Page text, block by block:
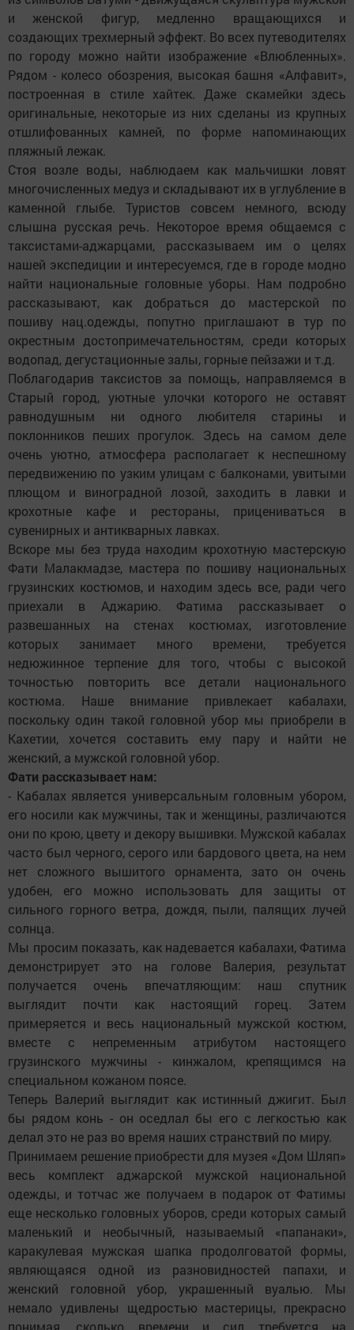
и женской фигур, медленно вращающихся и
создающих трехмерный эффект. Во всех путеводителях
по городу можно найти изображение «Влюбленных».
Рядом - колесо обозрения, высокая башня «Алфавит»,
построенная в стиле хайтек. Даже скамейки здесь
оригинальные, некоторые из них сделаны из крупных
отшлифованных камней, по форме напоминающих
пляжный лежак.
Стоя возле воды, наблюдаем как мальчишки ловят
многочисленных медуз и складывают их в углубление в
каменной глыбе. Туристов совсем немного, всюду
слышна русская речь. Некоторое время общаемся с
таксистами-аджарцами, рассказываем им о целях
нашей экспедиции и интересуемся, где в городе модно
найти национальные головные уборы. Нам подробно
рассказывают, как добраться до мастерской по
пошиву нац.одежды, попутно приглашают в тур по
окрестным достопримечательностям, среди которых
водопад, дегустационные залы, горные пейзажи и т.д.
Поблагодарив таксистов за помощь, направляемся в
Старый город, уютные улочки которого не оставят
равнодушным ни одного любителя старины и
поклонников пеших прогулок. Здесь на самом деле
очень уютно, атмосфера располагает к неспешному
передвижению по узким улицам с балконами, увитыми
плющом и виноградной лозой, заходить в лавки и
крохотные кафе и рестораны, прицениваться в
сувенирных и антикварных лавках.
Вскоре мы без труда находим крохотную мастерскую
Фати Малакмадзе, мастера по пошиву национальных
грузинских костюмов, и находим здесь все, ради чего
приехали в Аджарию. Фатима рассказывает о
развешанных на стенах костюмах, изготовление
которых занимает много времени, требуется
недюжинное терпение для того, чтобы с высокой
точностью повторить все детали национального
костюма. Наше внимание привлекает кабалахи,
поскольку один такой головной убор мы приобрели в
Кахетии, хочется составить ему пару и найти не
женский, а мужской головной убор.
Фати рассказывает нам:
- Кабалах является универсальным головным убором,
его носили как мужчины, так и женщины, различаются
они по крою, цвету и декору вышивки. Мужской кабалах
часто был черного, серого или бардового цвета, на нем
нет сложного вышитого орнамента, зато он очень
удобен, его можно использовать для защиты от
сильного горного ветра, дождя, пыли, палящих лучей
солнца.
Мы просим показать, как надевается кабалахи, Фатима
демонстрирует это на голове Валерия, результат
получается очень впечатляющим: наш спутник
выглядит почти как настоящий горец. Затем
примеряется и весь национальный мужской костюм,
вместе с непременным атрибутом настоящего
грузинского мужчины - кинжалом, крепящимся на
специальном кожаном поясе.
Теперь Валерий выглядит как истинный джигит. Был
бы рядом конь - он оседлал бы его с легкостью как
делал это не раз во время наших странствий по миру.
Принимаем решение приобрести для музея «Дом Шляп»
весь комплект аджарской мужской национальной
одежды, и тотчас же получаем в подарок от Фатимы
еще несколько головных уборов, среди которых самый
маленький и необычный, называемый «папанаки»,
каракулевая мужская шапка продолговатой формы,
являющаяся одной из разновидностей папахи, и
женский головной убор, украшенный вуалью. Мы
немало удивлены щедростью мастерицы, прекрасно
понимая, сколько времени и сил требуется на